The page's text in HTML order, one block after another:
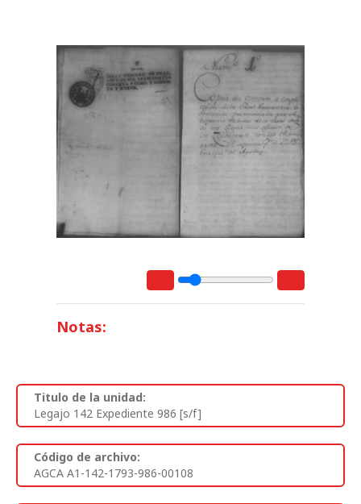
Notas:
Titulo de la unidad:
Legajo 142 Expediente 986 [s/f]
Código de archivo:
AGCA A1-142-1793-986-00108